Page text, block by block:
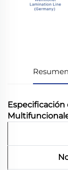
Resumen
Especificación